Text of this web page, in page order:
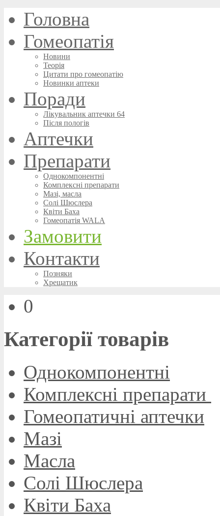
Головна
Гомеопатія
Новини
Теорія
Цитати про гомеопатію
Новинки аптеки
Поради
Лікувальник аптечки 64
Після пологів
Аптечки
Препарати
Однокомпонентні
Комплексні препарати
Мазі, масла
Солі Шюслера
Квіти Баха
Гомеопатія WALA
Замовити
Контакти
Позняки
Хрещатик
0
Категорії товарів
Однокомпонентні
Комплексні препарати
Гомеопатичні аптечки
Мазі
Масла
Солі Шюслера
Квіти Баха